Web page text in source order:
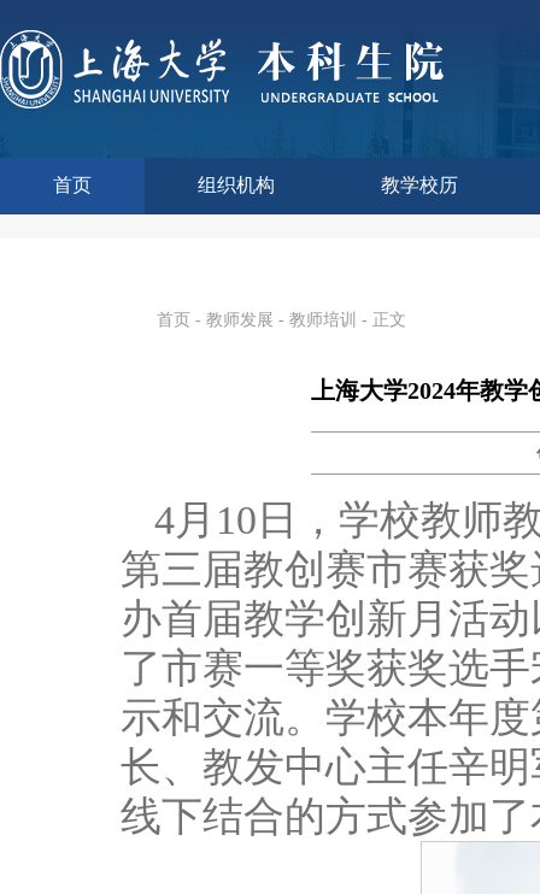
首页 组织机构 教学校历
首页 - 教师发展 - 教师培训 - 正文
上海大学2024年教
4月10日，学校教师
第三届教创赛市赛获
办首届教学创新月活
了市赛一等奖获奖选
示和交流。学校本年
长、教发中心主任辛
线下结合的方式参加